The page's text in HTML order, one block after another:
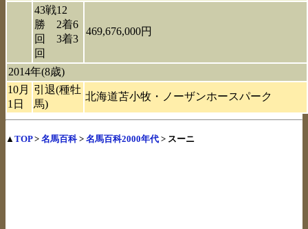
43戦12
勝 2着6
回 3着3
回
469,676,000円
2014年(8歳)
10月
1日
引退(種牡
馬)
北海道苫小牧・ノーザンホースパーク
▲ TOP> 名馬百科> 名馬百科2000年代 > スーニ